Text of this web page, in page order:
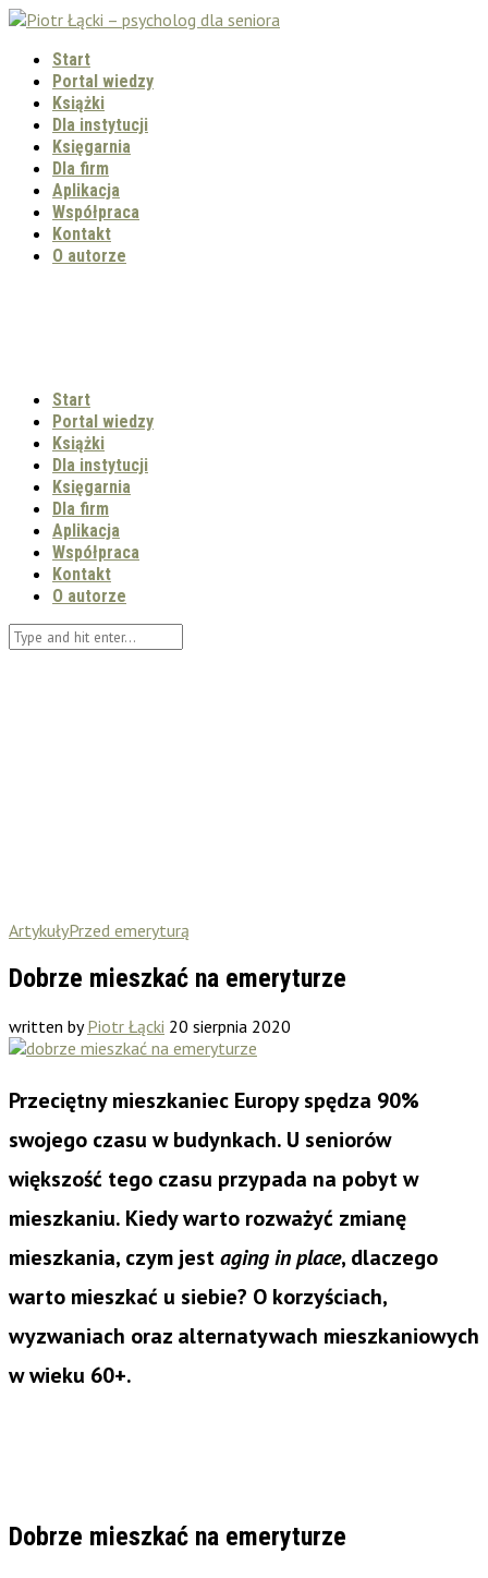
Start
Portal wiedzy
Książki
Dla instytucji
Księgarnia
Dla firm
Aplikacja
Współpraca
Kontakt
O autorze
Start
Portal wiedzy
Książki
Dla instytucji
Księgarnia
Dla firm
Aplikacja
Współpraca
Kontakt
O autorze
ArtykułyPrzed emeryturą
Dobrze mieszkać na emeryturze
written byPiotr Łącki 20 sierpnia 2020
Przeciętny mieszkaniec Europy spędza 90%
swojego czasu w budynkach. U seniorów
większość tego czasu przypada na pobyt w
mieszkaniu. Kiedy warto rozważyć zmianę
mieszkania, czym jestaging in place, dlaczego
warto mieszkać u siebie? O korzyściach,
wyzwaniach oraz alternatywach mieszkaniowych
w wieku 60+.
Dobrze mieszkać na emeryturze